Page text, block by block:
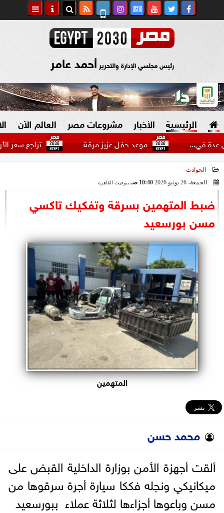
رئيس مجلسي الإدارة والتحرير أحمد عامر
الرئيسية الأخبار
السياسة
الرئاسة
البرلمان
الوزارات
الأحزاب
مشروعات مصر
صنع في مصر
العالم الآن
تراجع سعر الأرز موعد حفل عزيز مرقة
الحوادث
الجمعة، 26 يونيو 2026
10:40 صـ بتوقيت القاهرة
ضبط المتهمين بسرقة وتفكيك تاكسي
مسن بورسعيد
المتهمين
محمد حسن
ألقت أجهزة الأمن بوزارة الداخلية القبض على
ميكانيكي ونجله فككا سيارة أجرة سرقوها من
مسن وباعوها أجزاءها لثلاثة عملاء ببورسعيد